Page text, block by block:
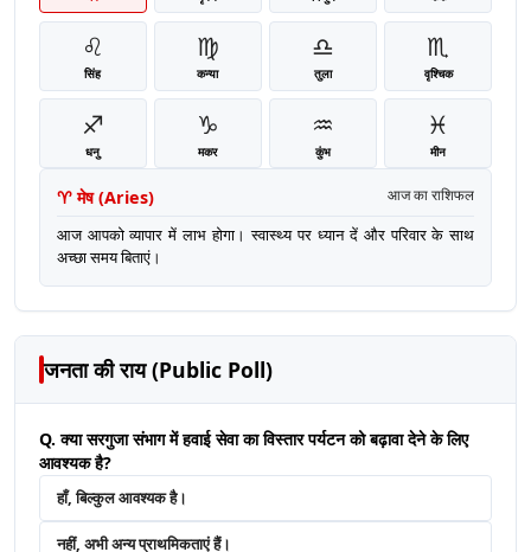
♌
सिंह
♍
कन्या
♎
तुला
♏
वृश्चिक
♐
धनु
♑
मकर
♒
कुंभ
♓
मीन
♈ मेष(Aries) आज का राशिफल
आज आपको व्यापार में लाभ होगा। स्वास्थ्य पर ध्यान दें और परिवार के साथ
अच्छा समय बिताएं।
जनता की राय (Public Poll)
Q. क्या सरगुजा संभाग में हवाई सेवा का विस्तार पर्यटन को बढ़ावा देने के लिए
आवश्यक है?
हाँ, बिल्कुल आवश्यक है।
नहीं, अभी अन्य प्राथमिकताएं हैं।